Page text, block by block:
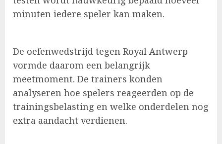
minuten iedere speler kan maken.
De oefenwedstrijd tegen Royal Antwerp
vormde daarom een belangrijk
meetmoment. De trainers konden
analyseren hoe spelers reageerden op de
trainingsbelasting en welke onderdelen nog
extra aandacht verdienen.